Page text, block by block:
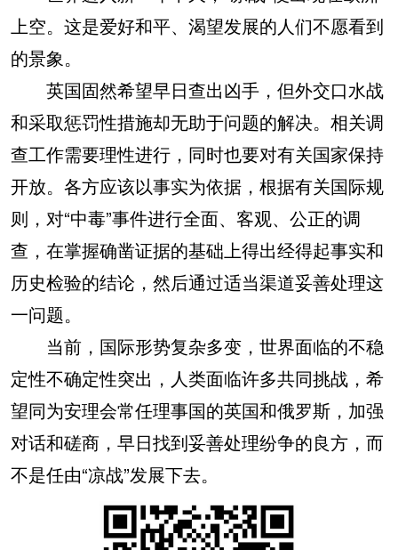
上空。这是爱好和平、渴望发展的人们不愿看到
的景象。
英国固然希望早日查出凶手，但外交口水战
和采取惩罚性措施却无助于问题的解决。相关调
查工作需要理性进行，同时也要对有关国家保持
开放。各方应该以事实为依据，根据有关国际规
则，对“中毒”事件进行全面、客观、公正的调
查，在掌握确凿证据的基础上得出经得起事实和
历史检验的结论，然后通过适当渠道妥善处理这
一问题。
当前，国际形势复杂多变，世界面临的不稳
定性不确定性突出，人类面临许多共同挑战，希
望同为安理会常任理事国的英国和俄罗斯，加强
对话和磋商，早日找到妥善处理纷争的良方，而
不是任由“凉战”发展下去。